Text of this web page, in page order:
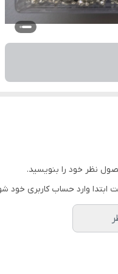
نظر خود را بنویسید.
ابتدا وارد حساب کاربری خود